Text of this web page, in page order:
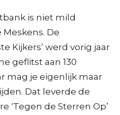
is niet mild
De
Kijkers’ werd vorig jaar
geflitst aan 130
mag je eigenlijk maar
Dat leverde de
‘Tegen de Sterren Op’